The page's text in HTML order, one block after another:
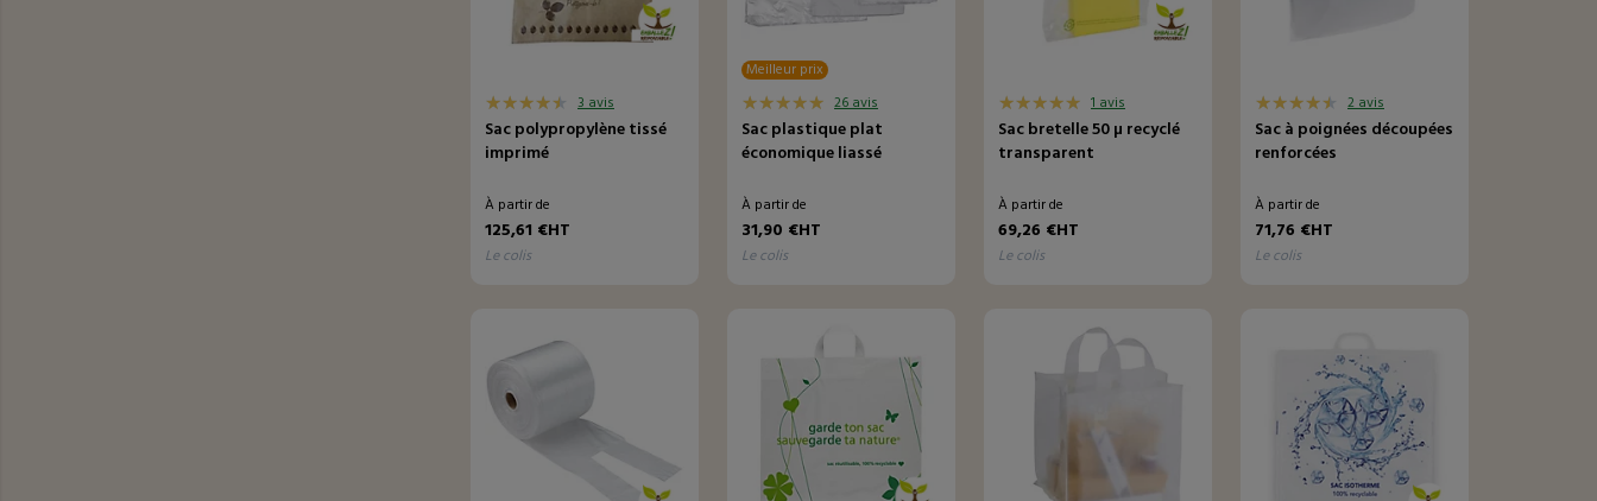
3 avis
Sac polypropylène tissé
imprimé
À partir de
125,61 €HT
le colis
Meilleur prix
26 avis
Sac plastique plat
économique liassé
À partir de
31,90 €HT
le colis
1 avis
Sac bretelle 50 µ recyclé
transparent
À partir de
69,26 €HT
le colis
2 avis
Sac à poignées découpées
renforcées
À partir de
71,76 €HT
le colis